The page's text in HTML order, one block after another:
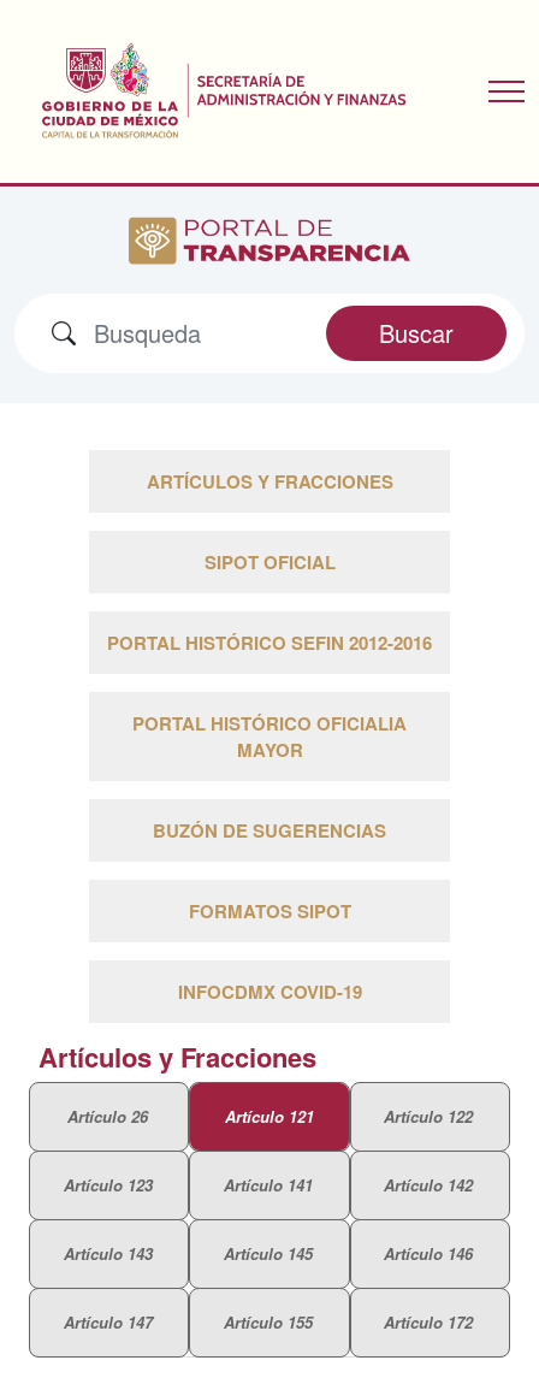
Buscar
ARTÍCULOS Y FRACCIONES
SIPOT OFICIAL
PORTAL HISTÓRICO SEFIN 2012-2016
PORTAL HISTÓRICO OFICIALIA
MAYOR
BUZÓN DE SUGERENCIAS
FORMATOS SIPOT
INFOCDMX COVID-19
Artículos y Fracciones
Artículo 26 Artículo 121 Artículo 122
Artículo 123 Artículo 141 Artículo 142
Artículo 143 Artículo 145 Artículo 146
Artículo 147 Artículo 155 Artículo 172